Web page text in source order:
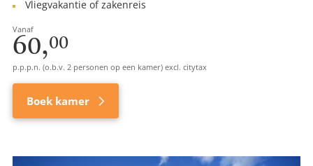
Vliegvakantie of zakenreis
Vanaf
60,00
p.p.p.n. (o.b.v. 2 personen op een kamer) excl. citytax
Boek kamer